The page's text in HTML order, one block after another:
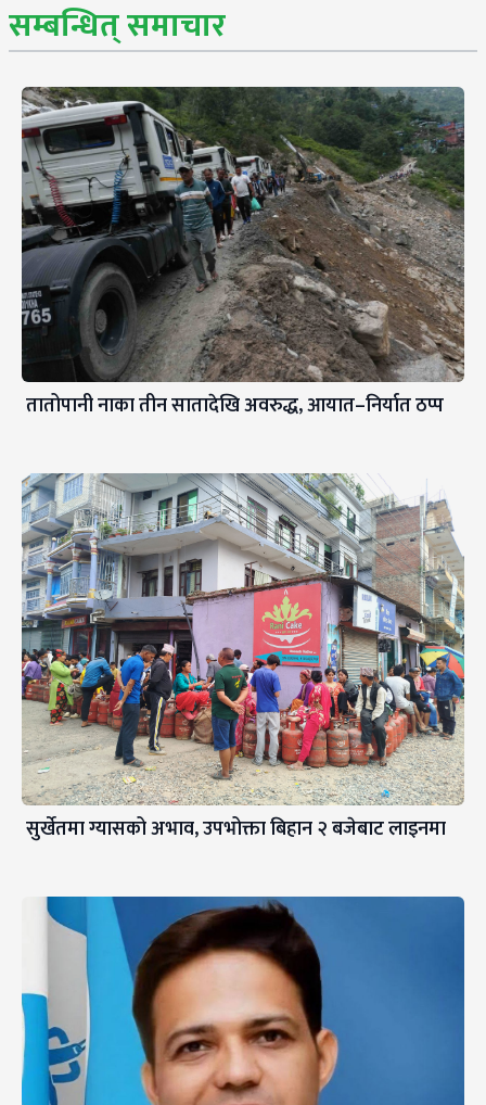
सम्बन्धित् समाचार
तातोपानी नाका तीन सातादेखि अवरुद्ध, आयात–निर्यात ठप्प
सुर्खेतमा ग्यासको अभाव, उपभोक्ता बिहान २ बजेबाट लाइनमा